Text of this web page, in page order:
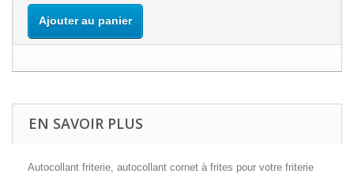
Ajouter au panier
EN SAVOIR PLUS
Autocollant friterie, autocollant cornet à frites pour votre friterie